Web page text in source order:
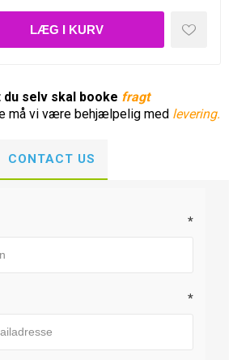
du selv skal booke fragt
må vi være behjælpelig med levering.
CONTACT US
*
*